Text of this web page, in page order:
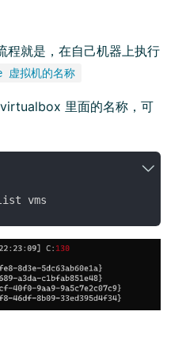
就是，在自己机器上执行
拟机的名称
里面的名称，可